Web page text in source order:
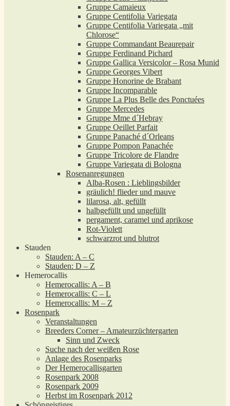
Gruppe Camaieux
Gruppe Centifolia Variegata
Gruppe Centifolia Variegata „mit
Chlorose“
Gruppe Commandant Beaurepair
Gruppe Ferdinand Pichard
Gruppe Gallica Versicolor – Rosa Munid
Gruppe Georges Vibert
Gruppe Honorine de Brabant
Gruppe Incomparable
Gruppe La Plus Belle des Ponctuées
Gruppe Mercedes
Gruppe Mme d´Hebray
Gruppe Oeillet Parfait
Gruppe Panaché d´Orleans
Gruppe Pompon Panachée
Gruppe Tricolore de Flandre
Gruppe Variegata di Bologna
Rosenanregungen
Alba-Rosen : Lieblingsbilder
gräulich! flieder und mauve
lilarosa, alt, gefüllt
halbgefüllt und ungefüllt
pergament, caramel und aprikose
Rot-Violett
schwarzrot und blutrot
Stauden
Stauden: A – C
Stauden: D – Z
Hemerocallis
Hemerocallis: A – B
Hemerocallis: C – L
Hemerocallis: M – Z
Rosenpark
Veranstaltungen
Breeders Corner – Amateurzüchtergarten
Sinn und Zweck
Suche nach der weißen Rose
Anlage des Rosenparks
Der Hemerocallisgarten
Rosenpark 2008
Rosenpark 2009
Herbst im Rosenpark 2012